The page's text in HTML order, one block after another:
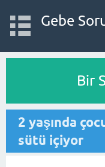
Gebe
Bir
2 yaşında
sütü içiyor